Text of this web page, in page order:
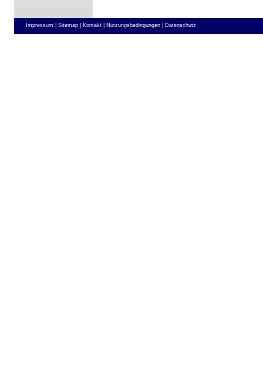
Impressum | Sitemap | Kontakt | Nutzungsbedingungen | Datenschutz